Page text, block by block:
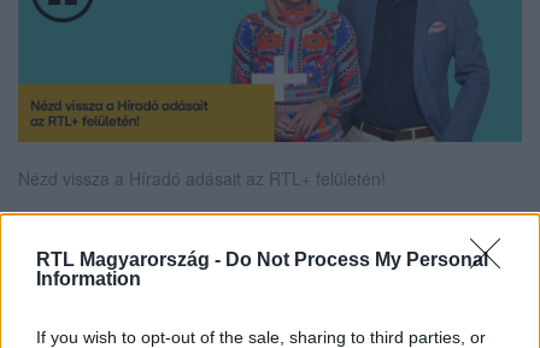
RTL Magyarország - Do Not Process My Personal
Information
If you wish to opt-out of the sale, sharing to third parties, or
Nézd vissza a Híradó adásait az RTL+ felületén!
Itt állítsd be, hogy az RTL.hu az elsők között